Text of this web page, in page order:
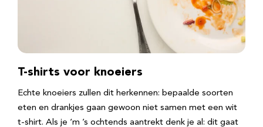
T-shirts voor knoeiers
Echte knoeiers zullen dit herkennen: bepaalde soorten
eten en drankjes gaan gewoon niet samen met een wit
t-shirt. Als je ‘m ’s ochtends aantrekt denk je al: dit gaat